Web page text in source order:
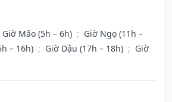
Giờ Mão (5h – 6h) ; Giờ Ngọ (11h –
– 16h) ; Giờ Dậu (17h – 18h) ; Giờ